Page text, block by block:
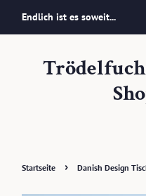
Endlich ist es soweit...
Startseite › Danish Design